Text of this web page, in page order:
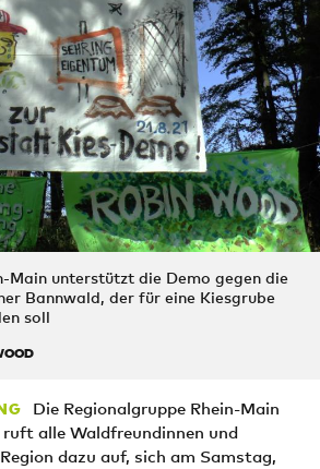
Main unterstützt die Demo gegen die
Bannwald, der für eine Kiesgrube
soll
Die Regionalgruppe Rhein-Main
alle Waldfreundinnen und
dazu auf, sich am Samstag,